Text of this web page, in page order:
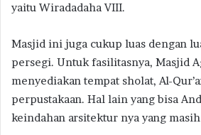
yaitu Wiradadaha VIII.
Masjid ini juga cukup luas dengan
persegi. Untuk fasilitasnya, Masjid
menyediakan tempat sholat, Al-
perpustakaan. Hal lain yang bisa
keindahan arsitektur nya yang